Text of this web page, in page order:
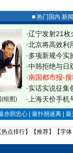
■ 热门国内 新
(组图)
·辽宁发射21枚
·北京将高效利
·多项新规今实
·中韩拒绝与日
·南国都市报-
·实话实说征集
· 上海天价手
赤胆忠心 | 最扑朔迷离 |
热点排行】【推荐】【字体